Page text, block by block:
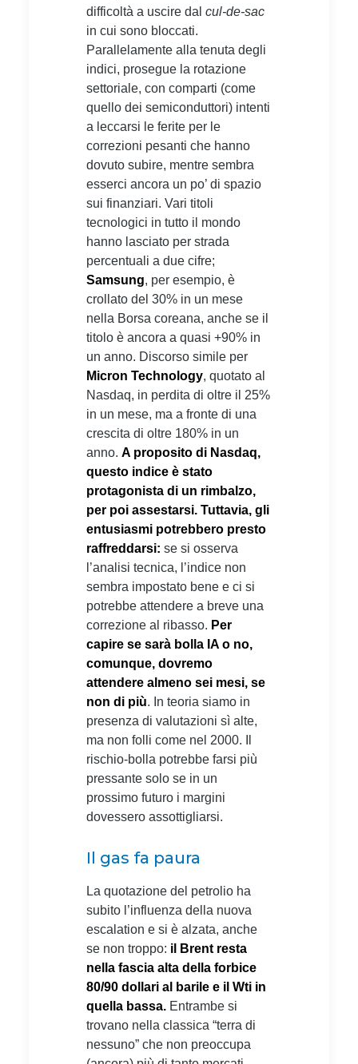
difficoltà a uscire dal cul-de-sac
in cui sono bloccati.
Parallelamente alla tenuta degli
indici, prosegue la rotazione
settoriale, con comparti (come
quello dei semiconduttori) intenti
a leccarsi le ferite per le
correzioni pesanti che hanno
dovuto subire, mentre sembra
esserci ancora un po’ di spazio
sui finanziari. Vari titoli
tecnologici in tutto il mondo
hanno lasciato per strada
percentuali a due cifre;
Samsung, per esempio, è
crollato del 30% in un mese
nella Borsa coreana, anche se il
titolo è ancora a quasi +90% in
un anno. Discorso simile per
Micron Technology, quotato al
Nasdaq, in perdita di oltre il 25%
in un mese, ma a fronte di una
crescita di oltre 180% in un
anno. A proposito di Nasdaq,
questo indice è stato
protagonista di un rimbalzo,
per poi assestarsi. Tuttavia, gli
entusiasmi potrebbero presto
raffreddarsi: se si osserva
l’analisi tecnica, l’indice non
sembra impostato bene e ci si
potrebbe attendere a breve una
correzione al ribasso. Per
capire se sarà bolla IA o no,
comunque, dovremo
attendere almeno sei mesi, se
non di più. In teoria siamo in
presenza di valutazioni sì alte,
ma non folli come nel 2000. Il
rischio-bolla potrebbe farsi più
pressante solo se in un
prossimo futuro i margini
dovessero assottigliarsi.
Il gas fa paura
La quotazione del petrolio ha
subito l’influenza della nuova
escalation e si è alzata, anche
se non troppo: il Brent resta
nella fascia alta della forbice
80/90 dollari al barile e il Wti in
quella bassa. Entrambe si
trovano nella classica “terra di
nessuno” che non preoccupa